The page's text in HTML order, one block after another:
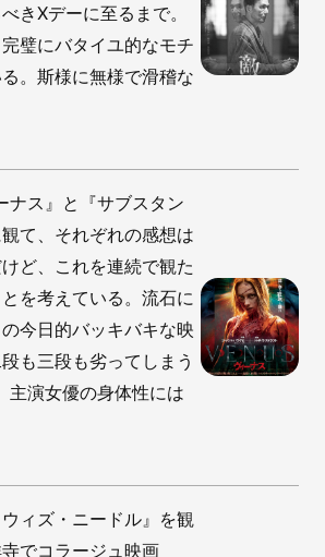
きXデーに至るまで。
璧にバタイユ的なモチ
。斯様に無様で滑稽な
ナス』と『サブスタン
て、それぞれの感想は
ど、これを連続で観た
を考えている。流石に
の今日的バッキバキな映
も三段も劣ってしまう
主演女優の身体性には
ィズ・ニードル』を観
でコラージュ映画